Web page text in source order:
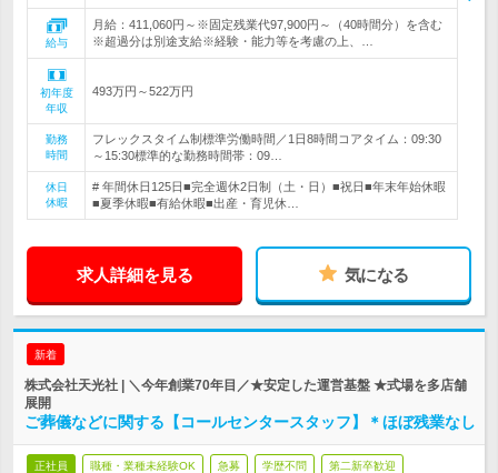
給与
月給：411,060円～※固定残業代97,900円～（40時間分）を含む
※超過分は別途支給※経験・能力等を考慮の上、…
初年度
年収
493万円～522万円
勤務
時間
フレックスタイム制標準労働時間／1日8時間コアタイム：09:30
～15:30標準的な勤務時間帯：09…
休日
休暇
# 年間休日125日■完全週休2日制（土・日）■祝日■年末年始休暇
■夏季休暇■有給休暇■出産・育児休…
求人詳細を見る 気になる
新着
株式会社天光社 | ＼今年創業70年目／★安定した運営基盤 ★式場を多店舗
展開
ご葬儀などに関する【コールセンタースタッフ】＊ほぼ残業なし
正社員 職種・業種未経験OK 急募 学歴不問 第二新卒歓迎